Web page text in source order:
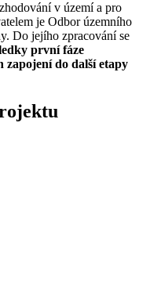
v území a pro
je Odbor územního
Do jejího zpracování se
první fáze
zapojení do další etapy